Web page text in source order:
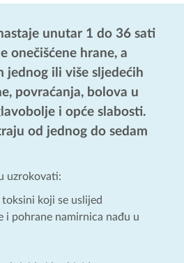
unutar 1 do 36 sati
onečišćene hrane, a
jednog ili više sljedećih
povraćanja, bolova u
i opće slabosti.
od jednog do sedam
uzrokovati:
koji se uslijed
i pohrane namirnica nađu u